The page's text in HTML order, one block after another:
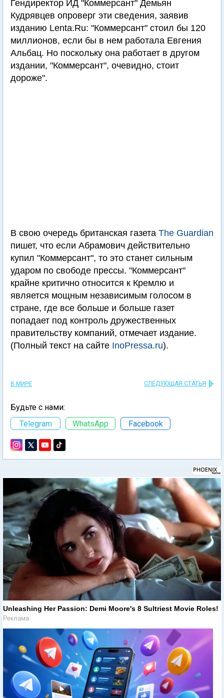
Гендиректор ИД "Коммерсант" Демьян
Кудрявцев опроверг эти сведения, заявив
изданию Lenta.Ru: "Коммерсант" стоил бы 120
миллионов, если бы в нем работала Евгения
Альбац. Но поскольку она работает в другом
издании, "Коммерсант", очевидно, стоит
дороже".
В свою очередь британская газета The Guardian
пишет, что если Абрамович действительно
купил "Коммерсант", то это станет сильным
ударом по свободе прессы. "Коммерсант"
крайне критично относится к Кремлю и
является мощным независимым голосом в
стране, где все больше и больше газет
попадает под контроль дружественных
правительству компаний, отмечает издание.
(Полный текст на сайте InoPressa.ru).
В МИРЕ СЛЕДУЮЩАЯ СТАТЬЯ
Будьте с нами:
Telegram
WhatsApp Facebook
Unleashing Her Passion: Demi Moore's 8 Sultriest Movie Roles!
Реклама